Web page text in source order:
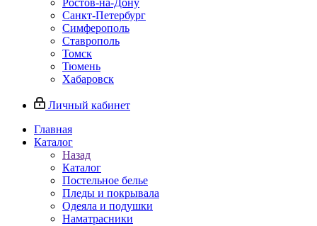
Ростов-на-Дону
Санкт-Петербург
Симферополь
Ставрополь
Томск
Тюмень
Хабаровск
Личный кабинет
Главная
Каталог
Назад
Каталог
Постельное белье
Пледы и покрывала
Одеяла и подушки
Наматрасники